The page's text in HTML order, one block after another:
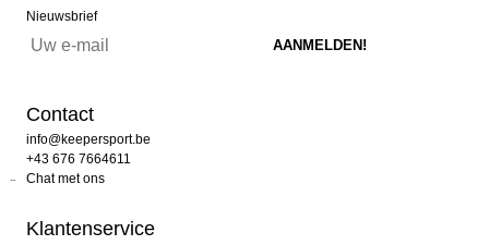
Nieuwsbrief
Contact
info@keepersport.be
+43 676 7664611
Chat met ons
Klantenservice